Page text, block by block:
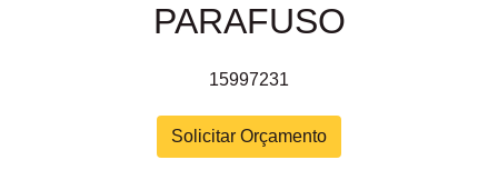
PARAFUSO
15997231
Solicitar Orçamento